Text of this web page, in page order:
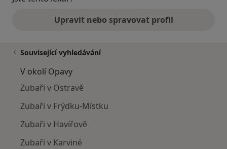
Upravit nebo spravovat profil
Související vyhledávání
V okolí Opavy
Zubaři v Ostravě
Zubaři v Frýdku-Místku
Zubaři v Havířově
Zubaři v Karviné